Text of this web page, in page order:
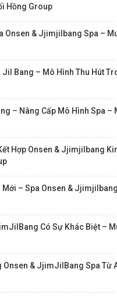
Hồng Group
Onsen & Jjimjilbang Spa –
Bang – Mô Hình Thu Hút
– Nâng Cấp Mô Hình Spa –
Hợp Onsen & Jjimjilbang
Mới – Spa Onsen &
Có Sự Khác Biệt –
Onsen & JjimJilBang Spa Từ